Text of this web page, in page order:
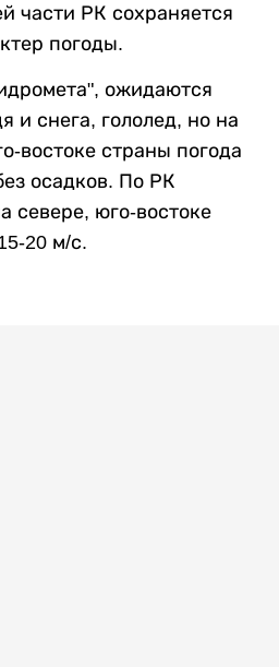
части РК сохраняется
погоды.
ожидаются
и снега, гололед, но на
востоке страны погода
осадков. По РК
севере, юго-востоке
20 м/с.